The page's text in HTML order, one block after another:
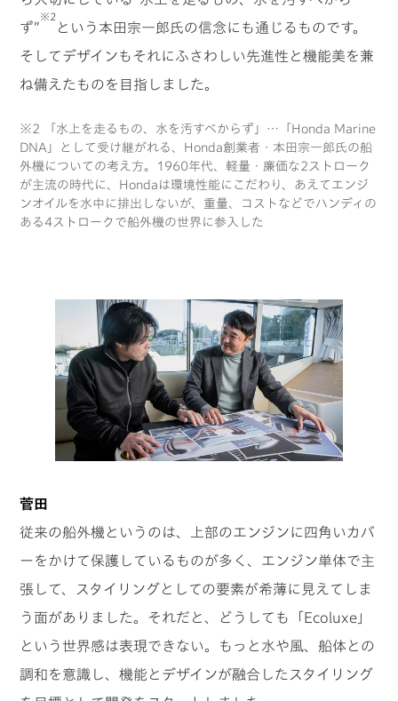
ず”
※2
という本田宗一郎氏の信念にも通じるものです。
そしてデザインもそれにふさわしい先進性と機能美を兼
ね備えたものを目指しました。
※2 「水上を走るもの、水を汚すべからず」…「Honda Marine
DNA」として受け継がれる、Honda創業者・本田宗一郎氏の船
外機についての考え方。1960年代、軽量・廉価な2ストローク
が主流の時代に、Hondaは環境性能にこだわり、あえてエンジ
ンオイルを水中に排出しないが、重量、コストなどでハンディの
ある4ストロークで船外機の世界に参入した
菅田
従来の船外機というのは、上部のエンジンに四角いカバ
ーをかけて保護しているものが多く、エンジン単体で主
張して、スタイリングとしての要素が希薄に見えてしま
う面がありました。それだと、どうしても「Ecoluxe」
という世界感は表現できない。もっと水や風、船体との
調和を意識し、機能とデザインが融合したスタイリング